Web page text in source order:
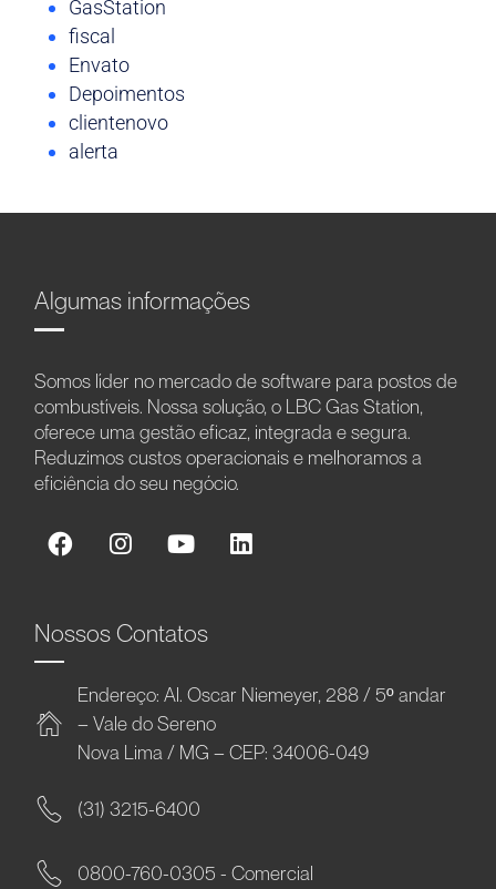
GasStation
fiscal
Envato
Depoimentos
clientenovo
alerta
Algumas informações
Somos líder no mercado de software para postos de
combustíveis. Nossa solução, o LBC Gas Station,
oferece uma gestão eficaz, integrada e segura.
Reduzimos custos operacionais e melhoramos a
eficiência do seu negócio.
Nossos Contatos
Endereço: Al. Oscar Niemeyer, 288 / 5º andar
– Vale do Sereno
Nova Lima / MG – CEP: 34006-049
(31) 3215-6400
0800-760-0305 - Comercial